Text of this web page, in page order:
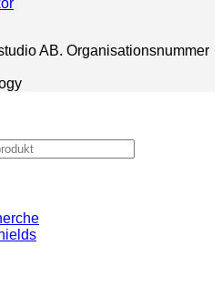
AB. Organisationsnummer